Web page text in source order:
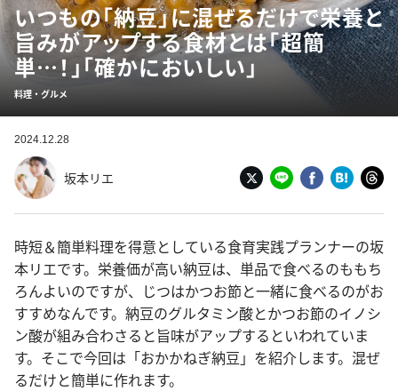
いつもの「納豆」に混ぜるだけで栄養と
旨みがアップする食材とは「超簡
単…！」「確かにおいしい」
料理・グルメ
2024.12.28
坂本リエ
時短＆簡単料理を得意としている食育実践プランナーの坂
本リエです。栄養価が高い納豆は、単品で食べるのももち
ろんよいのですが、じつはかつお節と一緒に食べるのがお
すすめなんです。納豆のグルタミン酸とかつお節のイノシ
ン酸が組み合わさると旨味がアップするといわれていま
す。そこで今回は「おかかねぎ納豆」を紹介します。混ぜ
るだけと簡単に作れます。